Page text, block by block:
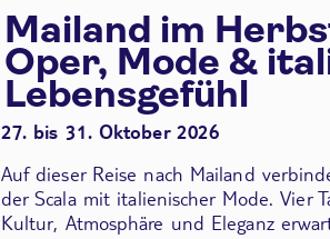
Mailand im
Oper, Mode &
Lebensgefühl
27. bis 31. Oktober 2026
Auf dieser Reise nach Mailand
der Scalamit italienischer Mode. Vier
Kultur, Atmosphäre und Eleganz